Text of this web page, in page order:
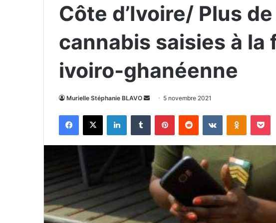
Côte d’Ivoire/ Plus
cannabis saisies à la
ivoiro-ghanéenne
Murielle Stéphanie BLAVO
Envoyer
courriel
5 novembre 2021
Facebook
X LinkedinTumblr PinterestReddit VKontakte